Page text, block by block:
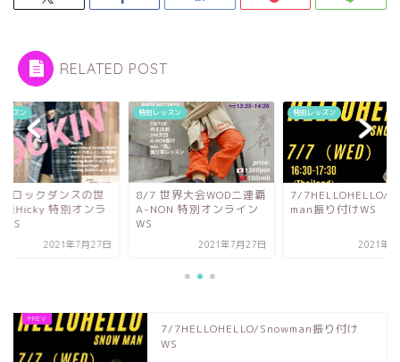
RELATED POST
ッスン
ロックダンスの世
者Hicky 特別オンラ
2021年7月27日
特別レッスン
8/7 世界大会WOD二連覇
A-NON 特別オンライン
WS
2021年7月27日
特別レッスン
7/7HELLOHELLO/
man振り付けWS
2021年7
7/7HELLOHELLO/Snowman振り付け
WS